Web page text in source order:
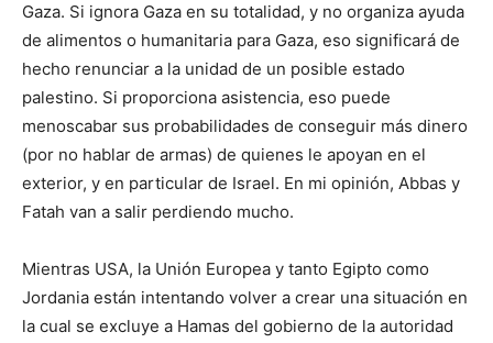
Gaza. Si ignora Gaza en su totalidad, y no organiza ayuda
de alimentos o humanitaria para Gaza, eso significará de
hecho renunciar a la unidad de un posible estado
palestino. Si proporciona asistencia, eso puede
menoscabar sus probabilidades de conseguir más dinero
(por no hablar de armas) de quienes le apoyan en el
exterior, y en particular de Israel. En mi opinión, Abbas y
Fatah van a salir perdiendo mucho.
Mientras USA, la Unión Europea y tanto Egipto como
Jordania están intentando volver a crear una situación en
la cual se excluye a Hamas del gobierno de la autoridad